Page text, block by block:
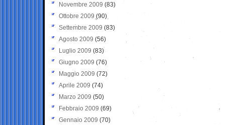
Novembre 2009 (83)
Ottobre 2009 (90)
Settembre 2009 (83)
Agosto 2009 (56)
Luglio 2009 (83)
Giugno 2009 (76)
Maggio 2009 (72)
Aprile 2009 (74)
Marzo 2009 (50)
Febbraio 2009 (69)
Gennaio 2009 (70)